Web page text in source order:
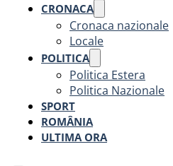
CRONACA
Cronaca nazionale
Locale
POLITICA
Politica Estera
Politica Nazionale
SPORT
ROMÂNIA
ULTIMA ORA